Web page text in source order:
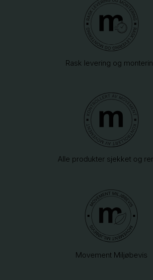
Rask levering og
Alle produkter sjekket og
Movement Miljøbevis